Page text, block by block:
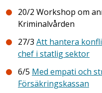
20/2 Workshop om
Kriminalvården
27/3 Att hantera
chef i statlig sektor
6/5 Med empati och
Försäkringskassan